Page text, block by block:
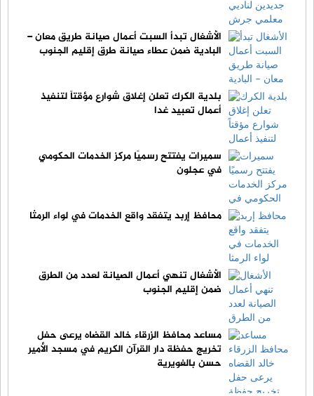
الأشغال تبدأ السبت أعمال صيانة طريق معان –
البادية ضمن عطاء صيانة طرق إقليم الجنوب
بلدية الكرك تعلن إغلاق شوارع مؤقتاً لتنفيذ
أعمال تعبيد غدا
سميرات يفتتح رسميًا مركز الخدمات الحكومي
في عجلون
محافظ إربد يتفقد واقع الخدمات في لواء الرمثا
الأشغال تنهي أعمال الصيانة لعدد من الطرق
ضمن إقليم الجنوب
مساعد محافظ الزرقاء خالد القضاه يرعى حفل
تخريج حفظة دار القرآن الكريم في مسجد الأمير
حسن بالغويرية